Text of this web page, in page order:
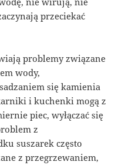
przeciekać
problemy związane
wody,
się kamienia
i kuchenki mogą z
piec, wyłączać się
z
suszarek często
z przegrzewaniem,